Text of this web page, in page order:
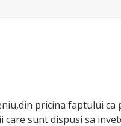
pricina faptului
sunt dispusi sa